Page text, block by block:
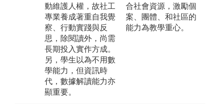
動維護人權，故社工
專業養成著重自我覺
察、行動實踐與反
思，除閱讀外，尚需
長期投入實作方成。
另，學生以為不用數
學能力，但資訊時
代，數據解讀能力亦
顯重要。
合社會資源，激勵個
案、團體、和社區的
能力為教學重心。